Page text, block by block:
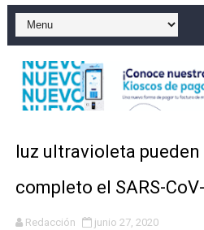
Marileidy Paulino correrá
Sismo Samaná: registran
Operadores de rifas y
Familia relata angustia tras
Indomet pronostica
luz ultravioleta
completo el SARS-
Redacción junio 27, 2020